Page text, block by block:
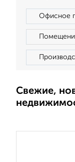
Офисное
Свежие,